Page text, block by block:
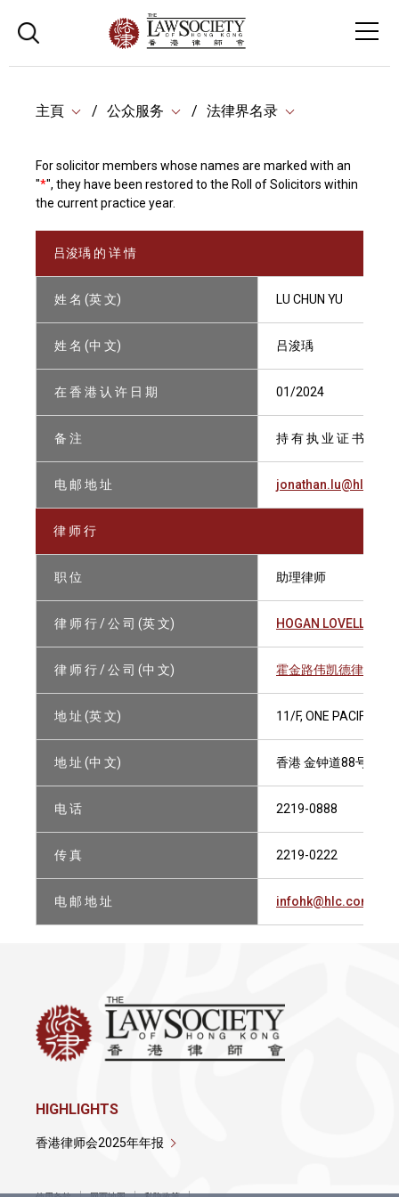
主頁 公众服务 法律界名录
For solicitor members whose names are marked with an
"*", they have been restored to the Roll of Solicitors within
the current practice year.
吕浚瑀 的 详 情
姓 名 (英 文) LU CHUN YU
姓 名 (中 文) 吕浚瑀
在 香 港 认 许 日 期 01/2024
备 注 持 有 执 业 证 书
电 邮 地 址
律 师 行
职 位 助理律师
律 师 行 / 公 司 (英 文) HOGAN LOVELLS
律 师 行 / 公 司 (中 文) 霍金路伟凯德律师行
地 址 (英 文) 11/F, ONE PACIFIC
地 址 (中 文) 香港 金钟道88号 太
电 话 2219-0888
传 真 2219-0222
电 邮 地 址 infohk@hlc.com
HIGHLIGHTS
香港律师会2025年年报